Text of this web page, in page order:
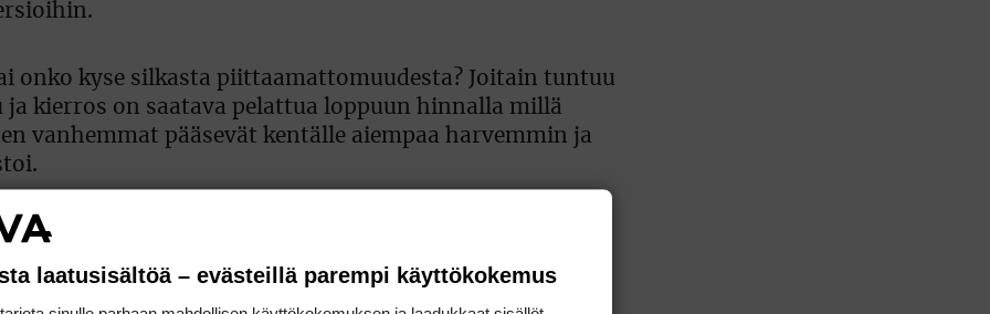
onko kyse silkasta piittaamattomuudesta? Joitain tuntuu
kierros on saatava pelattua loppuun hinnalla millä
vanhemmat pääsevät kentälle aiempaa harvemmin ja
todella henkeä enemmän? Eikö huomennakin olisi
laatusisältöä – evästeillä parempi käyttökokemus